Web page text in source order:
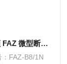
Eaton伊顿 FAZ 微型断路器
：FAZ-B8/1N